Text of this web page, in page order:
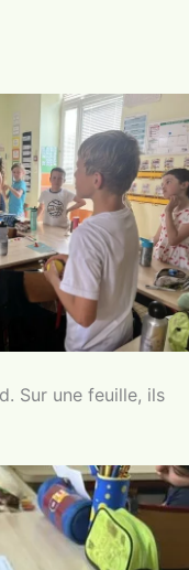
Sur une feuille, ils